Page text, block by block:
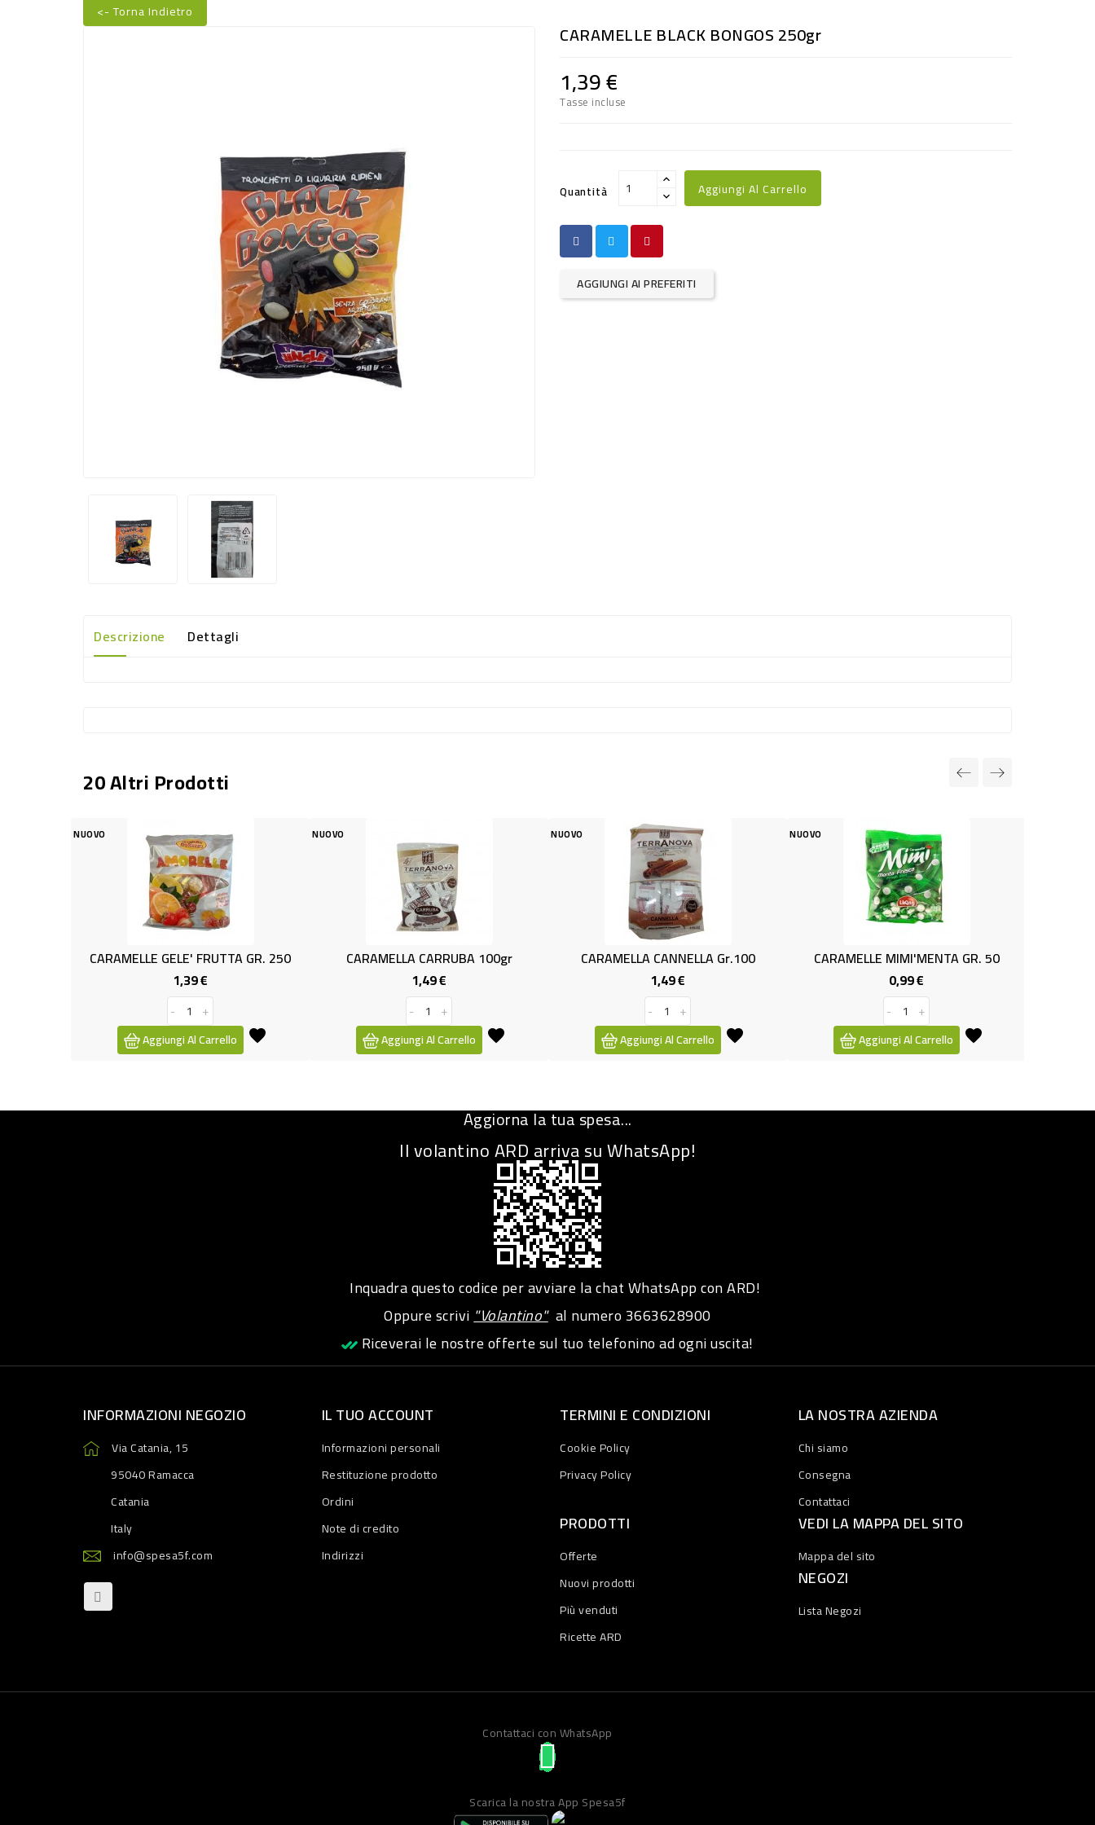
<- Torna Indietro
CARAMELLE BLACK BONGOS 250gr
1,39 €
Tasse incluse
Quantità Aggiungi Al Carrello
AGGIUNGI AI PREFERITI
Descrizione Dettagli
20 Altri Prodotti
GELE' FRUTTA GR. 250
Aggiungi Al Carrello
NUOVO
CARAMELLA CARRUBA 100gr
Aggiungi Al Carrello
CARAMELLA CANNELLA Gr.100
Aggiungi Al Carrello
NUOVO
CARAMELLE MIMI'MENTA GR. 50
Aggiungi Al Carrello
NUOVO
CONF.gr.25x4 FRAGOLA
Aggiorna la tua spesa...
Il volantino ARD arriva su WhatsApp!
Inquadra questo codice per avviare la chat WhatsApp con ARD!
Oppure scrivi"Volantino"al numero3663628900
Riceverai le nostre offerte sul tuo telefonino ad ogni uscita!
INFORMAZIONI NEGOZIO
Via Catania, 15
95040 Ramacca
Catania
Italy
info@spesa5f.com
IL TUO ACCOUNT
Informazioni personali
Restituzione prodotto
Ordini
Note di credito
Indirizzi
TERMINI E CONDIZIONI
Cookie Policy
Privacy Policy
LA NOSTRA AZIENDA
Chi siamo
Consegna
Contattaci
PRODOTTI
Offerte
Nuovi prodotti
Più venduti
Ricette ARD
VEDI LA MAPPA DEL SITO
Mappa del sito
NEGOZI
Lista Negozi
Contattaci con WhatsApp
Scarica la nostra App Spesa5f